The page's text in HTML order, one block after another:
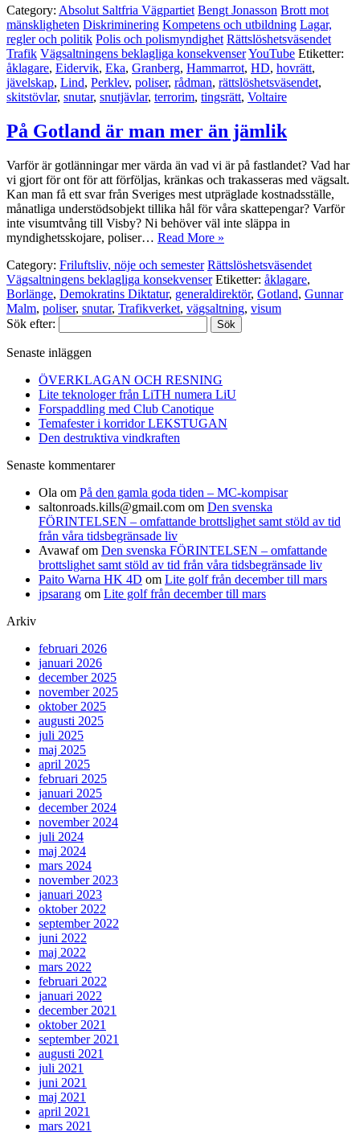
Category: Absolut Saltfria Vägpartiet Bengt Jonasson Brott mot
mänskligheten Diskriminering Kompetens och utbildning Lagar,
regler och politik Polis och polismyndighet Rättslöshetsväsendet
Trafik Vägsaltningens beklagliga konsekvenserYouTube Etiketter:
åklagare, Eidervik, Eka, Granberg, Hammarrot, HD, hovrätt,
jävelskap, Lind, Perklev, poliser, rådman, rättslöshetsväsendet,
skitstövlar, snutar, snutjävlar, terrorim, tingsrätt, Voltaire
På Gotland är man mer än jämlik
Varför är gotlänningar mer värda än vad vi är på fastlandet? Vad har
vi gjort för ont för att förföljas, kränkas och trakasseras med vägsalt.
Kan man få ett svar från Sveriges mest utpräglade kostnadsställe,
månatliga understödsobjekt tillika hål för våra skattepengar? Varför
inte visumtvång till Visby? Ni behöver väl inte släppa in
myndighetsskojare, poliser… Read More »
Category: Friluftsliv, nöje och semester Rättslöshetsväsendet
Vägsaltningens beklagliga konsekvenser Etiketter: åklagare,
Borlänge, Demokratins Diktatur, generaldirektör, Gotland, Gunnar
Malm, poliser, snutar, Trafikverket, vägsaltning, visum
Sök efter:
Senaste inläggen
ÖVERKLAGAN OCH RESNING
Lite teknologer från LiTH numera LiU
Forspaddling med Club Canotique
Temafester i korridor LEKSTUGAN
Den destruktiva vindkraften
Senaste kommentarer
Ola om På den gamla goda tiden – MC-kompisar
saltonroads.kills@gmail.com om Den svenska
FÖRINTELSEN – omfattande brottslighet samt stöld av tid
från våra tidsbegränsade liv
Avawafom Den svenska FÖRINTELSEN – omfattande
brottslighet samt stöld av tid från våra tidsbegränsade liv
Paito Warna HK 4D om Lite golf från december till mars
jpsarang om Lite golf från december till mars
Arkiv
februari 2026
januari 2026
december 2025
november 2025
oktober 2025
augusti 2025
juli 2025
maj 2025
april 2025
februari 2025
januari 2025
december 2024
november 2024
juli 2024
maj 2024
mars 2024
november 2023
januari 2023
oktober 2022
september 2022
juni 2022
maj 2022
mars 2022
februari 2022
januari 2022
december 2021
oktober 2021
september 2021
augusti 2021
juli 2021
juni 2021
maj 2021
april 2021
mars 2021